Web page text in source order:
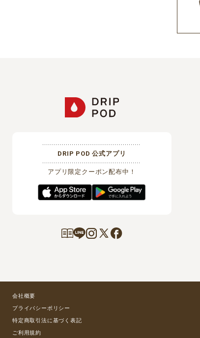
DRIP POD 公式アプリ
アプリ限定クーポン配布中！
会社概要
プライバシーポリシー
特定商取引法に基づく表記
ご利用規約